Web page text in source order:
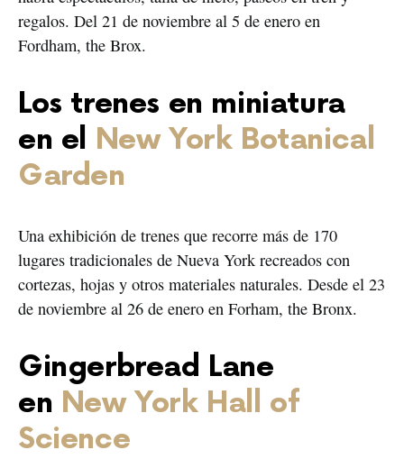
regalos. Del 21 de noviembre al 5 de enero en
Fordham, the Brox.
Los trenes en miniatura
en el New York Botanical
Garden
Una exhibición de trenes que recorre más de 170
lugares tradicionales de Nueva York recreados con
cortezas, hojas y otros materiales naturales. Desde el 23
de noviembre al 26 de enero en Forham, the Bronx.
Gingerbread Lane
en New York Hall of
Science